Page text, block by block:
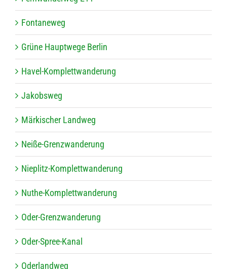
Fon­ta­ne­weg
Grüne Haupt­wege Berlin
Havel-Kom­plett­wan­de­rung
Jakobs­weg
Mär­ki­scher Landweg
Neiße-Grenz­wan­de­rung
Nie­plitz-Kom­plett­wan­de­rung
Nuthe-Kom­plett­wan­de­rung
Oder-Grenz­wan­de­rung
Oder-Spree-Kanal
Oder­land­weg